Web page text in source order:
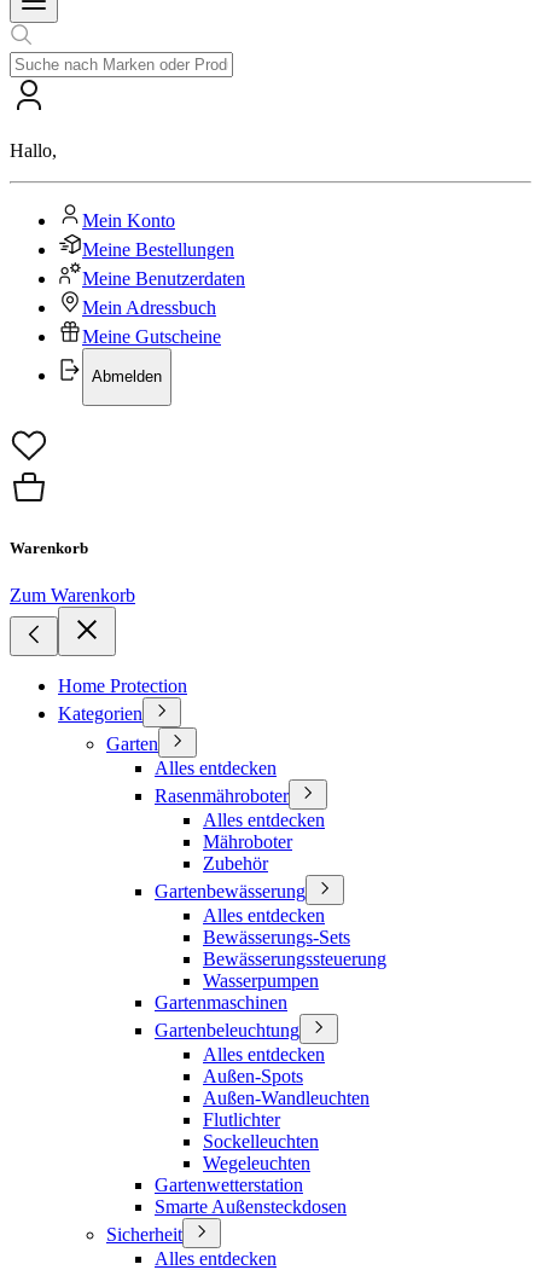
Hallo,
Mein Konto
Meine Bestellungen
Meine Benutzerdaten
Mein Adressbuch
Meine Gutscheine
Abmelden
Warenkorb
Zum Warenkorb
Home Protection
Kategorien
Garten
Alles entdecken
Rasenmähroboter
Alles entdecken
Mähroboter
Zubehör
Gartenbewässerung
Alles entdecken
Bewässerungs-Sets
Bewässerungssteuerung
Wasserpumpen
Gartenmaschinen
Gartenbeleuchtung
Alles entdecken
Außen-Spots
Außen-Wandleuchten
Flutlichter
Sockelleuchten
Wegeleuchten
Gartenwetterstation
Smarte Außensteckdosen
Sicherheit
Alles entdecken